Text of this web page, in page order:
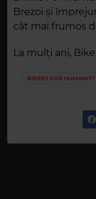
Brezoi și
cât mai frumos
La mulți ani,
BIKERS FOR HUMANITY